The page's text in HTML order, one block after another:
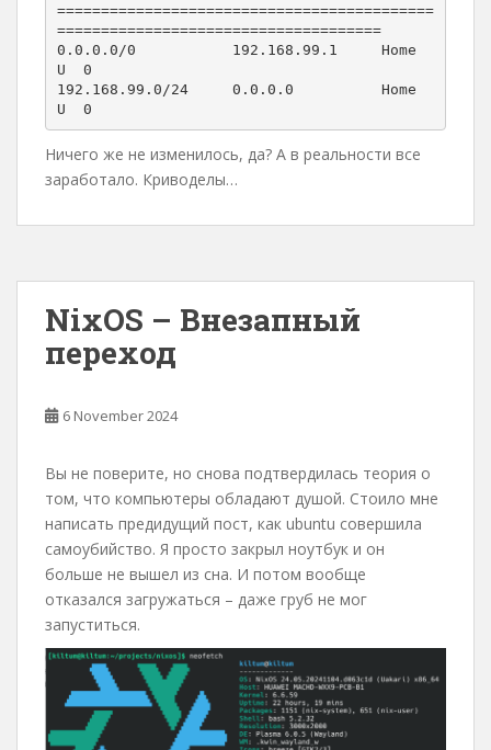
===========================================
=====================================
0.0.0.0/0           192.168.99.1     Home
U  0
192.168.99.0/24     0.0.0.0          Home
U  0
Ничего же не изменилось, да? А в реальности все
заработало. Криводелы…
NixOS – Внезапный
переход
6 November 2024
Вы не поверите, но снова подтвердилась теория о
том, что компьютеры обладают душой. Стоило мне
написать предидущий пост, как ubuntu совершила
самоубийство. Я просто закрыл ноутбук и он
больше не вышел из сна. И потом вообще
отказался загружаться – даже груб не мог
запуститься.